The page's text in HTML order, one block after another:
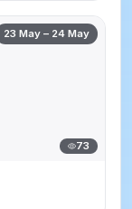
23 May – 24 May
73